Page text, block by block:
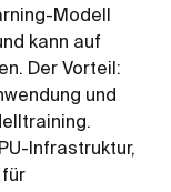
Modell
kann auf
Der Vorteil:
und
Infrastruktur,